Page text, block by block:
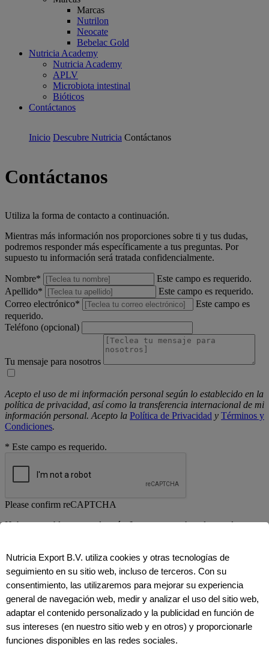
Marcas
Nutrilon
Neocate
Bebelac Gold
Nutricia Academy
Nutricia Academy
APLV
Microbiota intestinal
Bióticos
Contáctanos
Inicio Descubre Nutricia Contáctanos
Contáctanos
Utiliza la forma de contacto a continuación.
Mientras más información nos proporciones sobre ti y tus dudas,
podremos responder más específicamente a tus preguntas. Por
supuesto tu información será tratada confidencialmente.
Nombre*
Este campo es requerido.
Apellido*
Este campo es requerido.
Correo electrónico*
Este campo es
requerido.
Teléfono (opcional)
Tu mensaje para nosotros
Acepto el uso de mi información personal según lo establecido en la
política de privacidad, así como la transferencia internacional de mi
información personal. Acepto la Política de Privacidad y Términos y
Condiciones.
* Este campo es requerido.
Please confirm reCAPTCHA
Hubo un problema con el envío. Los errores se han destacado a
ENVIAR
Usted está a punto de abandonar el sitio web de
Nutricia Export B.V. ("Nutricia") y acceder a un
sitio web de terceros.
Antes de continuar, queremos informarle lo siguiente:
Nutricia Export B.V. utiliza cookies y otras tecnologías de
seguimiento en su sitio web, incluso de terceros. Con su
consentimiento, las utilizaremos para mejorar su experiencia
general de navegación web, medir y analizar el uso del sitio web,
adaptar el contenido personalizado y la publicidad en función de
sus intereses (en nuestro sitio web y en otros) y proporcionarle
funciones disponibles en las redes sociales.